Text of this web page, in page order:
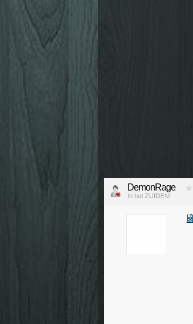
DemonRage
In het ZUIDEN!